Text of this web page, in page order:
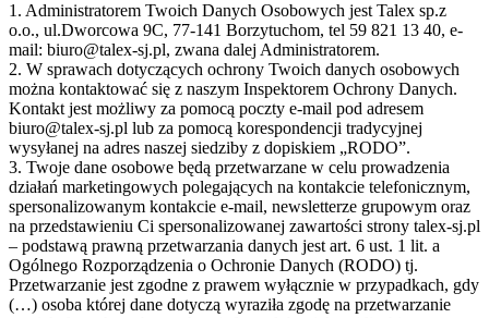
1. Administratorem Twoich Danych Osobowych jest Talex sp.z
o.o., ul.Dworcowa 9C, 77-141 Borzytuchom, tel 59 821 13 40, e-
mail: biuro@talex-sj.pl, zwana dalej Administratorem.
2. W sprawach dotyczących ochrony Twoich danych osobowych
można kontaktować się z naszym Inspektorem Ochrony Danych.
Kontakt jest możliwy za pomocą poczty e-mail pod adresem
biuro@talex-sj.pl lub za pomocą korespondencji tradycyjnej
wysyłanej na adres naszej siedziby z dopiskiem „RODO”.
3. Twoje dane osobowe będą przetwarzane w celu prowadzenia
działań marketingowych polegających na kontakcie telefonicznym,
spersonalizowanym kontakcie e-mail, newsletterze grupowym oraz
na przedstawieniu Ci spersonalizowanej zawartości strony talex-sj.pl
– podstawą prawną przetwarzania danych jest art. 6 ust. 1 lit. a
Ogólnego Rozporządzenia o Ochronie Danych (RODO) tj.
Przetwarzanie jest zgodne z prawem wyłącznie w przypadkach, gdy
(…) osoba której dane dotyczą wyraziła zgodę na przetwarzanie